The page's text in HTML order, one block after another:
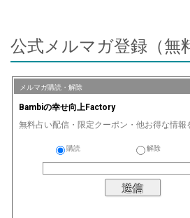
公式メルマガ登録（無
メルマガ購読・解除
Bambiの幸せ向上Factory
無料占い配信・限定クーポン・他お得な情報
購読 解除